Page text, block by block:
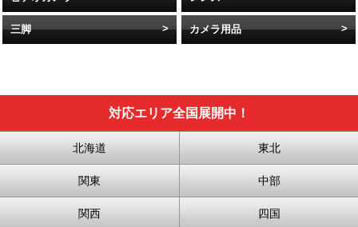
三脚 カメラ用品
対応エリア全国展開中！
北海道 東北
関東 中部
関西 四国